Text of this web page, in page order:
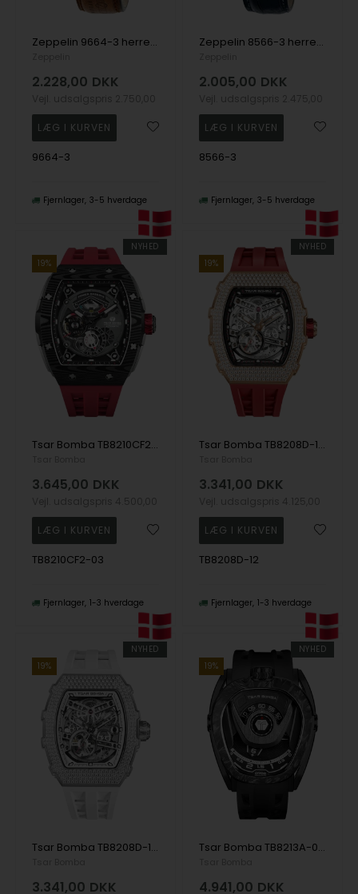
Zeppelin 9664-3 herreur Méditerranée Automatic 40mm 5ATM
2.228,00 DKK
9664-3
Fjernlager 3-5 hverdage
Zeppelin 8566-3 herreur Friedrichshafen Automatic 40mm 5ATM
2.005,00 DKK
8566-3
Fjernlager 3-5 hverdage
NYHED
19%
Tsar Bomba TB8210CF2-03 herreur Elemental Carbon Fiber Automatic 45mm 5ATM
3.645,00 DKK
TB8210CF2-03
Fjernlager 1-3 hverdage
NYHED
19%
Tsar Bomba TB8208D-12 herreur Elemental Zirconia Automatic 43mm 5ATM
3.341,00 DKK
TB8208D-12
Fjernlager 1-3 hverdage
NYHED
19%
Tsar Bomba TB8208D-11 herreur Elemental Zirconia Automatic 43mm 5ATM
3.341,00 DKK
NYHED
19%
Tsar Bomba TB8213A-06(1+2)SET herre klokker Reactor Interchangeable Automatic Watch 44mm 10ATM
4.941,00 DKK